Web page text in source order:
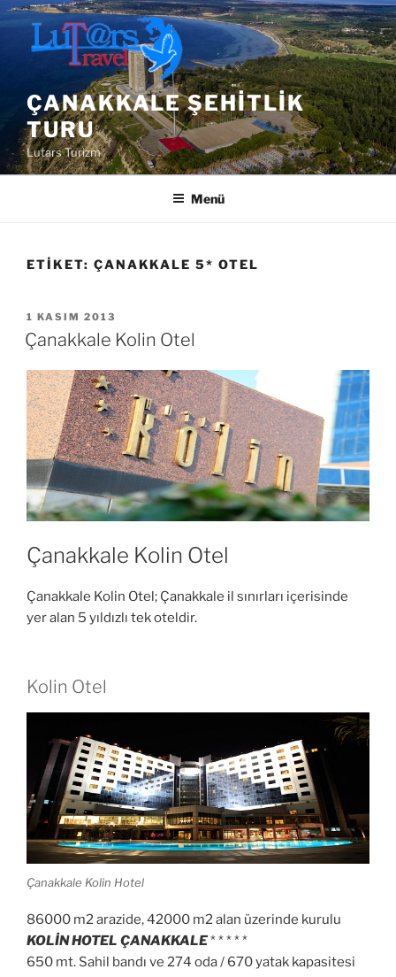
İçeriğe
geç
ÇANAKKALE ŞEHITLIK
TURU
Lutars Turizm
Menü
ETIKET: ÇANAKKALE 5* OTEL
YAYIM
TARIHI
1 KASIM 2013
Çanakkale Kolin Otel
Çanakkale Kolin Otel
Çanakkale Kolin Otel; Çanakkale il sınırları içerisinde
yer alan 5 yıldızlı tek oteldir.
Kolin Otel
Çanakkale Kolin Hotel
86000 m2 arazide, 42000 m2 alan üzerinde kurulu
KOLİN HOTEL ÇANAKKALE* * * * *
650 mt. Sahil bandı ve 274 oda / 670 yatak kapasitesi